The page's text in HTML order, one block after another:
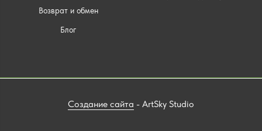
Возврат и обмен
Блог
Создание сайта - ArtSky Studio